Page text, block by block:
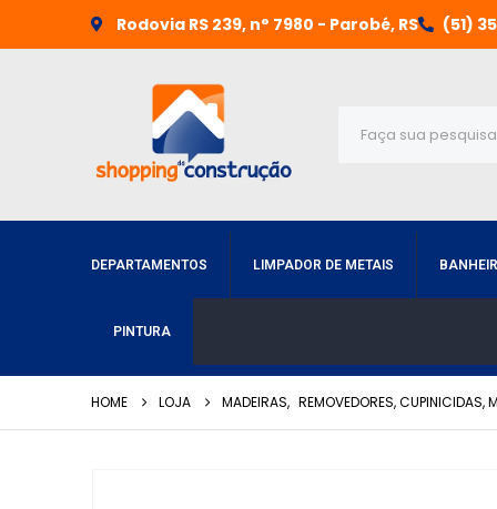
Rodovia RS 239, n° 7980 - Parobé, RS (51)
DEPARTAMENTOS LIMPADOR DE METAIS
PINTURA
HOME LOJA MADEIRAS, REMOVEDORES, CUPINICIDAS,